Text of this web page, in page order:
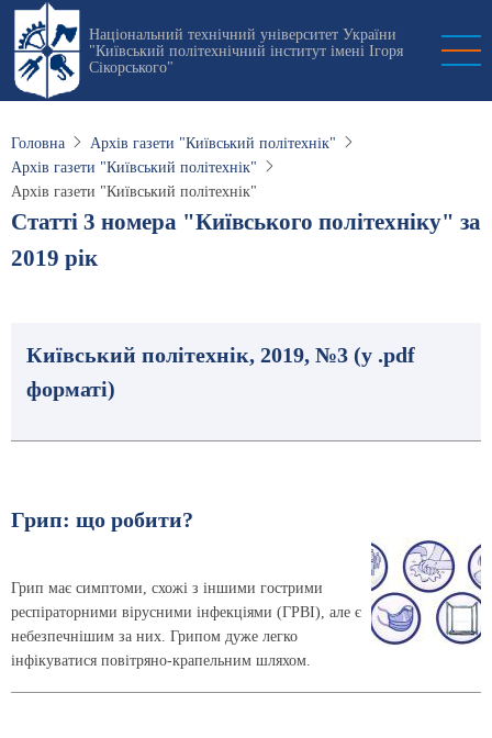
Перейти
основного
вмісту
Національний технічний університет України
"Київський політехнічний інститут імені Ігоря
Сікорського"
Головна
Архів газети "Київський політехнік"
Архів газети "Київський політехнік"
Архів газети "Київський політехнік"
Статті 3 номера "Київського політехніку" за
2019 рік
Київський політехнік, 2019, №3 (у .pdf
форматі)
Грип: що робити?
Грип має симптоми, схожі з іншими гострими
респіраторними вірусними інфекціями (ГРВІ), але є
небезпечнішим за них. Грипом дуже легко
інфікуватися повітряно-крапельним шляхом.